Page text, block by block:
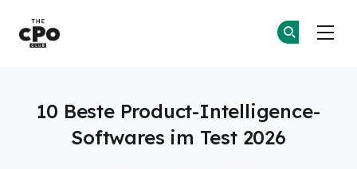
10 Beste Product-Intelligence-
Softwares im Test 2026